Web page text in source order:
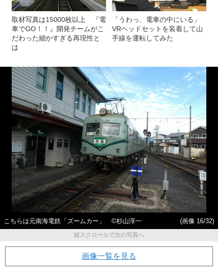
取材写真は15000枚以上 『電
車でGO！！』開発チームがこ
だわった細かすぎる再現性と
は
「うわっ、電車の中にいる」
VRヘッドセットを装着して山
手線を運転してみた
こちらは元南海電鉄「ズームカー」 ©杉山淳一
(画像 16/32)
縦スクロールで次の写真へ
画像一覧を見る